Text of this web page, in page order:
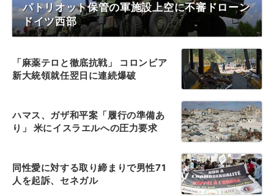
パトリオット保管の軍施設上空に不審ドローン
ドイツ西部
「麻薬テロと徹底抗戦」 コロンビア
新大統領就任翌日に連続爆破
ハマス、ガザ和平案「履行の準備あ
り」 米にイスラエルへの圧力要求
同性愛に対する取り締まりで男性71
人を起訴、セネガル